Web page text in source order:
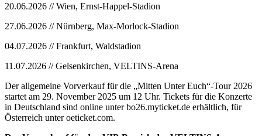
20.06.2026 // Wien, Ernst-Happel-Stadion
27.06.2026 // Nürnberg, Max-Morlock-Stadion
04.07.2026 // Frankfurt, Waldstadion
11.07.2026 // Gelsenkirchen, VELTINS-Arena
Der allgemeine Vorverkauf für die „Mitten Unter Euch“-Tour 2026
startet am 29. November 2025 um 12 Uhr. Tickets für die Konzerte
in Deutschland sind online unter bo26.myticket.de erhältlich, für
Österreich unter oeticket.com.